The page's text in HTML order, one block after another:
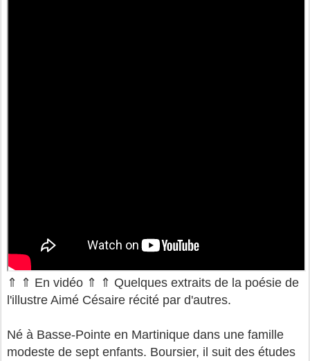
⇑ ⇑ En vidéo ⇑ ⇑ Quelques extraits de la poésie de
l'illustre Aimé Césaire récité par d'autres.
Né à Basse-Pointe en Martinique dans une famille
modeste de sept enfants. Boursier, il suit des études